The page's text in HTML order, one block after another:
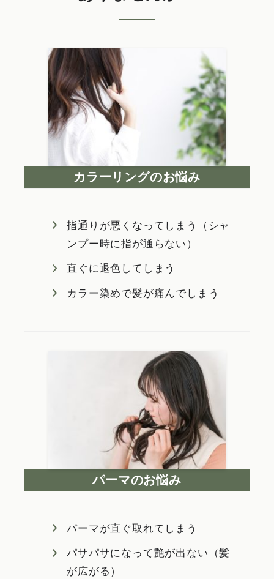
カラーリングのお悩み
指通りが悪くなってしまう（シャ
ンプー時に指が通らない）
直ぐに退色してしまう
カラー染めで髪が痛んでしまう
パーマのお悩み
パーマが直ぐ取れてしまう
パサパサになって艶が出ない（髪
が広がる）